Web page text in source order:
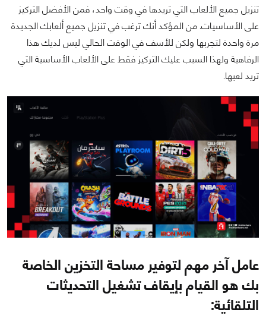
تنزيل جميع الألعاب التي تريدها في وقت واحد، فمن الأفضل التركيز
على الأساسيات. من المؤكد أنك ترغب في تنزيل جميع ألعابك الجديدة
مرة واحدة لتجربها ولكن للأسف في الوقت الحالي ليس لديك هذا
الرفاهية ولهذا السبب عليك التركيز فقط على الألعاب الأساسية التي
تريد لعبها.
عامل آخر مهم لتوفير مساحة التخزين الخاصة
بك هو القيام بإيقاف تشغيل التحديثات
التلقائية: